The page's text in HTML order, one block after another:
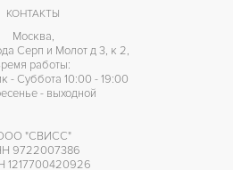
КОНТАКТЫ
Москва,
Серп и Молот д 3, к 2,
работы:
- Суббота 10:00 - 19:00
- выходной
"СВИСС"
9722007386
1217700420926